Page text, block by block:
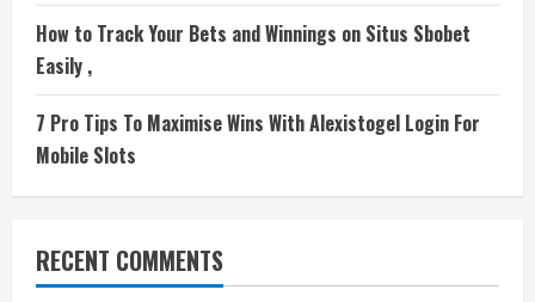
How to Track Your Bets and Winnings on Situs Sbobet
Easily ,
7 Pro Tips To Maximise Wins With Alexistogel Login For
Mobile Slots
RECENT COMMENTS